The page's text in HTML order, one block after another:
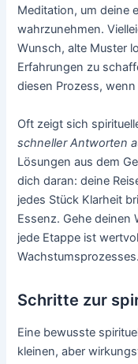
Meditation, um deine
wahrzunehmen.
Wunsch, alte Muster
Erfahrungen zu
diesen Prozess,
Oft zeigt sich
schneller Antworten
Lösungen aus dem
dich daran: deine
jedes Stück Klarheit
Essenz. Gehe deinen
jede Etappe ist
Wachstumsprozesses.
Schritte zur
Eine bewusste
kleinen, aber